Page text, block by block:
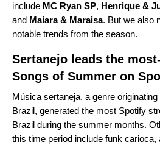
include MC Ryan SP, Henrique &
and Maiara & Maraisa. But we also
notable trends from the season.
Sertanejo leads the
Songs of Summer on
Música sertaneja, a genre
Brazil, generated the most Spotify
Brazil during the summer months.
this time period include funk carioca,